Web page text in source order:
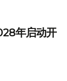
年启动开